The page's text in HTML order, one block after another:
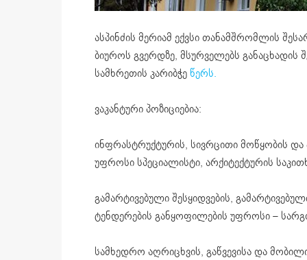
ასპინძის მერიამ ექვსი თანამშრომლის
ბიუროს გვერდზე, მსურველებს განაცხადის
სამხრეთის კარიბჭე წერს.
ვაკანტური პოზიციებია:
ინფრასტრუქტურის, სივრცითი მოწყობის
უფროსი სპეციალისტი, არქიტექტურის
გამარტივებული შესყიდვების,
ტენდერების განყოფილების უფროსი –
სამხედრო აღრიცხვის, გაწვევისა და